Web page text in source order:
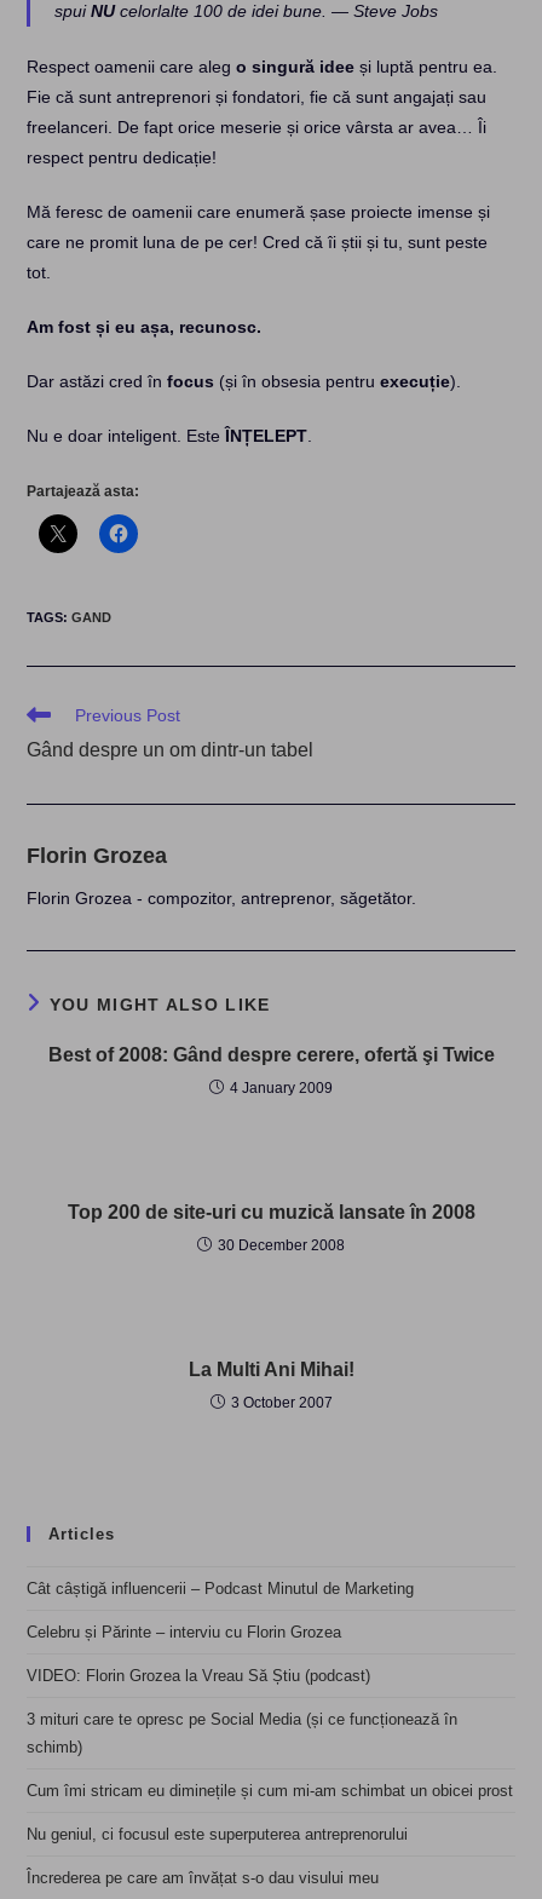
spuiNUcelorlalte 100 de idei bune. —Steve Jobs
Respect oamenii care alego singură idee și luptă pentru ea.
Fie că sunt antreprenori și fondatori, fie că sunt angajați sau
freelanceri. De fapt orice meserie și orice vârsta ar avea… Îi
respect pentru dedicație!
Mă feresc de oamenii care enumeră șase proiecte imense și
care ne promit luna de pe cer! Cred că îi știi și tu, sunt peste
tot.
Am fost și eu așa, recunosc.
Dar astăzi cred înfocus (și în obsesia pentruexecuție).
Nu e doar inteligent. Este ÎNȚELEPT
Partajează asta:
TAGS:GAND
Read
articles
Previous Post
Gând despre un om dintr-un tabel
Florin Grozea
Florin Grozea - compozitor, antreprenor, săgetător.
YOU MIGHT ALSO LIKE
Best of 2008: Gând despre cerere, ofertă şi Twice
4 January 2009
Top 200 de site-uri cu muzică lansate în 2008
30 December 2008
La Multi Ani Mihai!
3 October 2007
Articles
Cât câștigă influencerii – Podcast Minutul de Marketing
Celebru și Părinte – interviu cu Florin Grozea
VIDEO: Florin Grozea la Vreau Să Știu (podcast)
3 mituri care te opresc pe Social Media (și ce funcționează în
schimb)
Cum îmi stricam eu diminețile și cum mi-am schimbat un obicei prost
Nu geniul, ci focusul este superputerea antreprenorului
Încrederea pe care am învățat s-o dau visului meu